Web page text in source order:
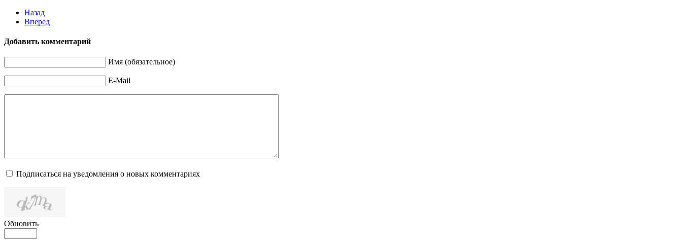
Назад
Вперед
Добавить комментарий
Имя (обязательное)
E-Mail
Подписаться на уведомления о новых комментариях
Обновить